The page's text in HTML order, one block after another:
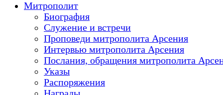
Митрополит
Биография
Служение и встречи
Проповеди митрополита Арсения
Интервью митрополита Арсения
Послания, обращения митрополита
Указы
Распоряжения